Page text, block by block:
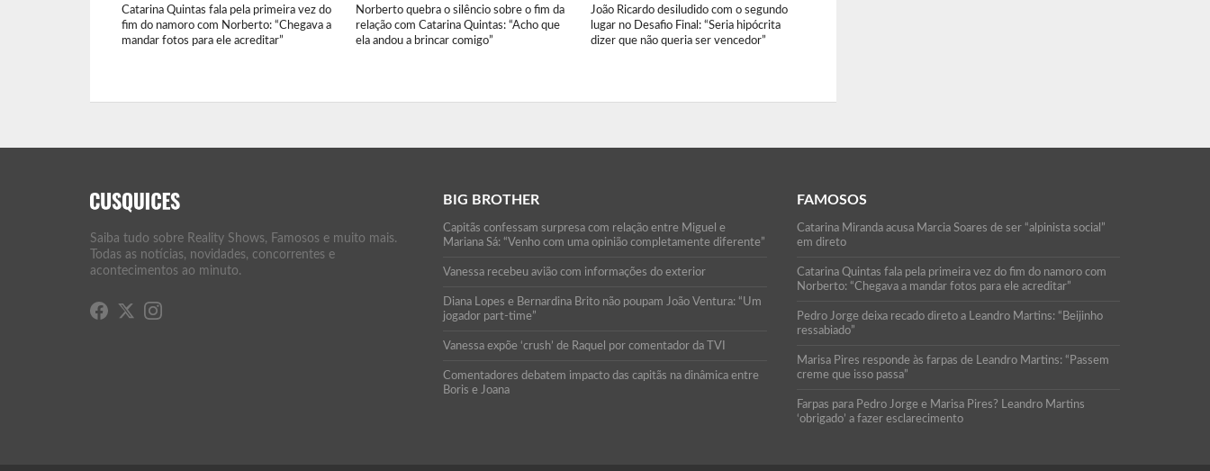
Catarina Quintas fala pela primeira vez do
fim do namoro com Norberto: “Chegava a
mandar fotos para ele acreditar”
Norberto quebra o silêncio sobre o fim da
relação com Catarina Quintas: “Acho que
ela andou a brincar comigo”
João Ricardo desiludido com o segundo
lugar no Desafio Final: “Seria hipócrita
dizer que não queria ser vencedor”
Saiba tudo sobre Reality Shows, Famosos e muito mais.
Todas as notícias, novidades, concorrentes e
acontecimentos ao minuto.
BIG BROTHER
Capitãs confessam surpresa com relação entre Miguel e
Mariana Sá: “Venho com uma opinião completamente diferente”
Vanessa recebeu avião com informações do exterior
Diana Lopes e Bernardina Brito não poupam João Ventura: “Um
jogador part-time”
Vanessa expõe ‘crush’ de Raquel por comentador da TVI
Comentadores debatem impacto das capitãs na dinâmica entre
Boris e Joana
FAMOSOS
Catarina Miranda acusa Marcia Soares de ser “alpinista social”
em direto
Catarina Quintas fala pela primeira vez do fim do namoro com
Norberto: “Chegava a mandar fotos para ele acreditar”
Pedro Jorge deixa recado direto a Leandro Martins: “Beijinho
ressabiado”
Marisa Pires responde às farpas de Leandro Martins: “Passem
creme que isso passa”
Farpas para Pedro Jorge e Marisa Pires? Leandro Martins
‘obrigado’ a fazer esclarecimento